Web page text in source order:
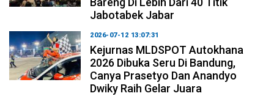
Jabotabek Jabar
2026-07-12 13:07:31
Kejurnas MLDSPOT Autokhana
2026 Dibuka Seru Di Bandung,
Canya Prasetyo Dan Anandyo
Dwiky Raih Gelar Juara